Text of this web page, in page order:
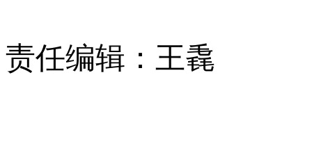
责任编辑：王毳